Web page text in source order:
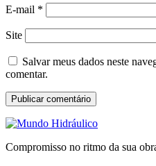
E-mail *
Site
Salvar meus dados neste
comentar.
Compromisso no ritmo da sua